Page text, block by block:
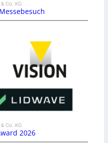
Co. KG
Co. KG
2026